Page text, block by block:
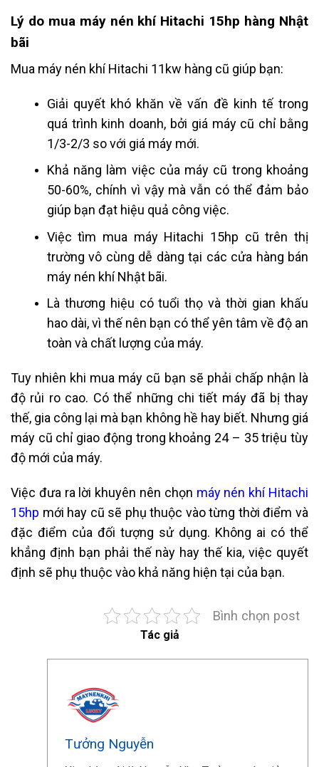
Lý do mua máy nén khí Hitachi 15hp hàng Nhật
bãi
Mua máy nén khí Hitachi 11kw hàng cũ giúp bạn:
Giải quyết khó khăn về vấn đề kinh tế trong
quá trình kinh doanh, bởi giá máy cũ chỉ bằng
1/3-2/3 so với giá máy mới.
Khả năng làm việc của máy cũ trong khoảng
50-60%, chính vì vậy mà vẫn có thể đảm bảo
giúp bạn đạt hiệu quả công việc.
Việc tìm mua máy Hitachi 15hp cũ trên thị
trường vô cùng dễ dàng tại các cửa hàng bán
máy nén khí Nhật bãi.
Là thương hiệu có tuổi thọ và thời gian khấu
hao dài, vì thế nên bạn có thể yên tâm về độ an
toàn và chất lượng của máy.
Tuy nhiên khi mua máy cũ bạn sẽ phải chấp nhận là
độ rủi ro cao. Có thể những chi tiết máy đã bị thay
thế, gia công lại mà bạn không hề hay biết. Nhưng giá
máy cũ chỉ giao động trong khoảng 24 – 35 triệu tùy
độ mới của máy.
Việc đưa ra lời khuyên nên chọn máy nén khí Hitachi
15hp mới hay cũ sẽ phụ thuộc vào từng thời điểm và
đặc điểm của đối tượng sử dụng. Không ai có thể
khẳng định bạn phải thế này hay thế kia, việc quyết
định sẽ phụ thuộc vào khả năng hiện tại của bạn.
Bình chọn post
Tác giả
Tưởng Nguyễn